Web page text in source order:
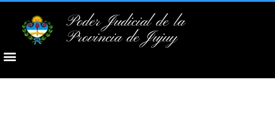
Poder Judicial de la
Provincia de Jujuy